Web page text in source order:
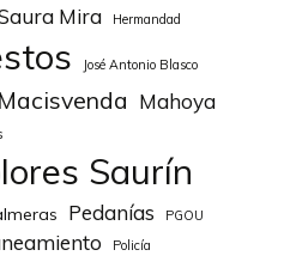
Mira Hermandad
José Antonio Blasco
Macisvenda Mahoya
Saurín
Pedanías PGOU
Policía